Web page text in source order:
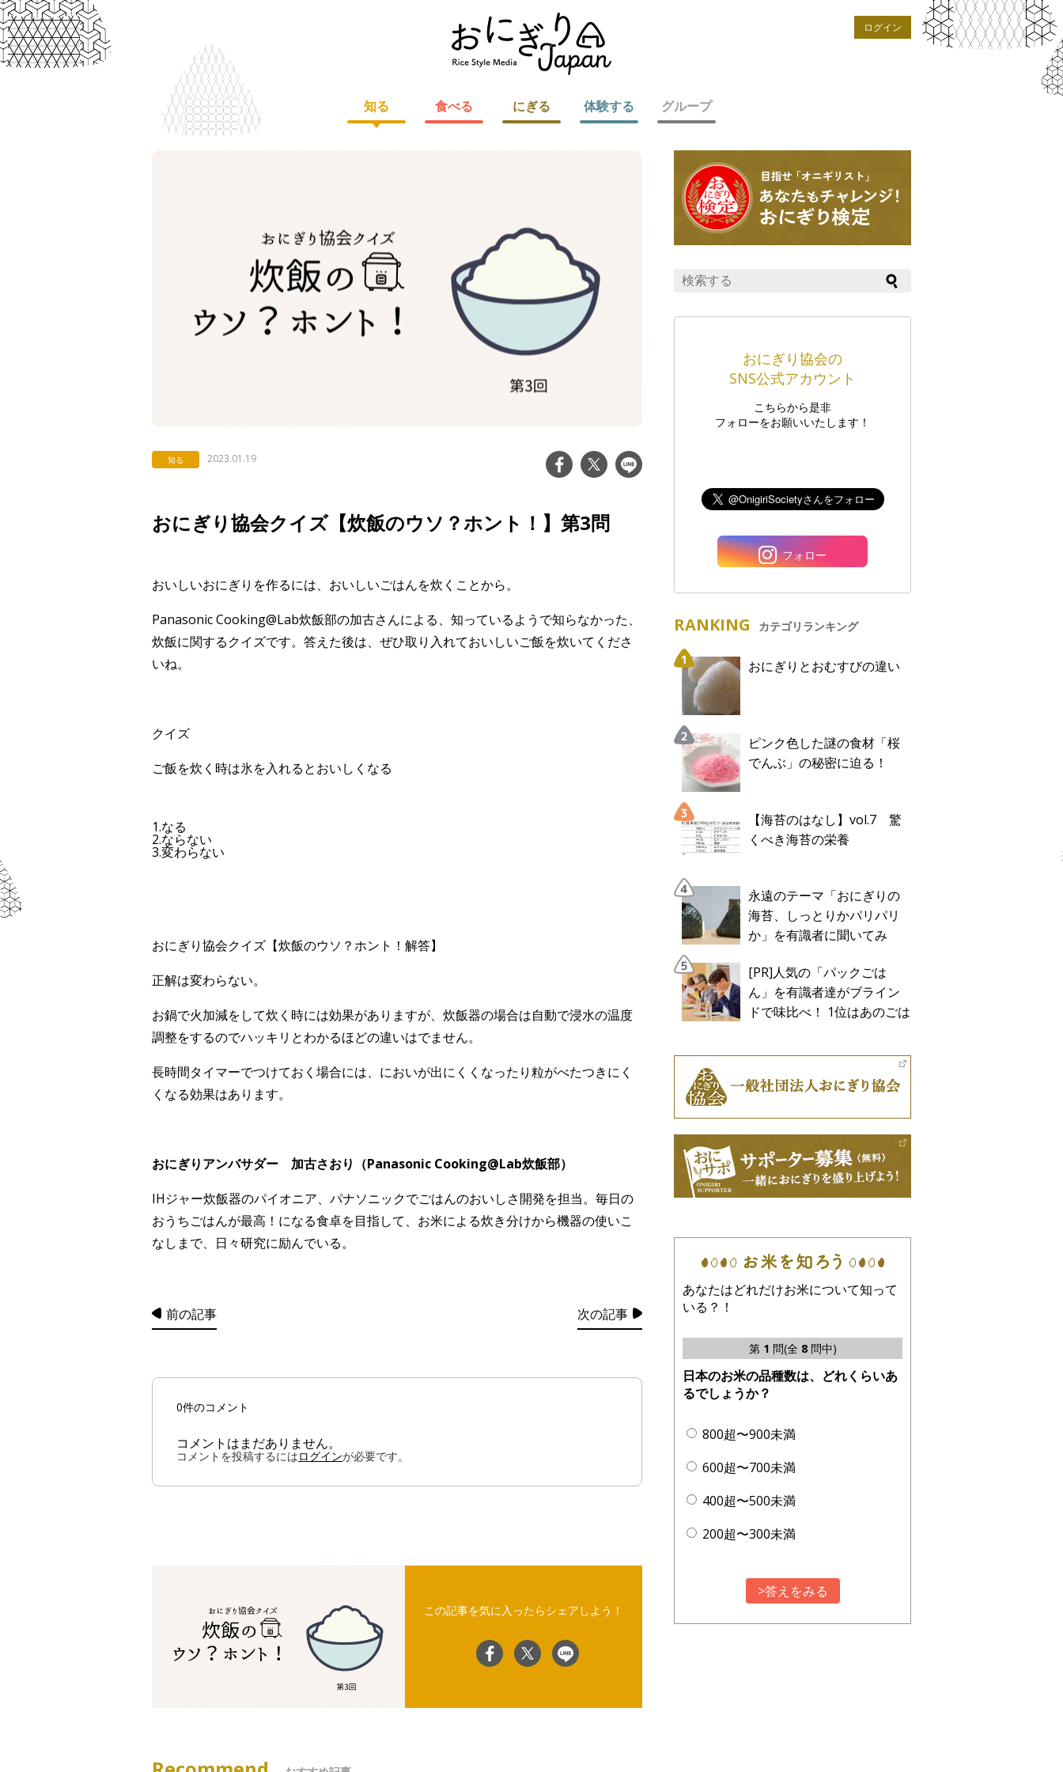
ログイン
知る 食べる にぎる 体験する グループ
知る 2023.01.19
おにぎり協会クイズ【炊飯のウソ？ホント！】第3問
おいしいおにぎりを作るには、おいしいごはんを炊くことから。
Panasonic Cooking@Lab炊飯部の加古さんによる、知っているようで知らなかった、
炊飯に関するクイズです。答えた後は、ぜひ取り入れておいしいご飯を炊いてくださ
いね。
クイズ
ご飯を炊く時は氷を入れるとおいしくなる
1.なる
2.ならない
3.変わらない
おにぎり協会クイズ【炊飯のウソ？ホント！解答】
正解は変わらない。
お鍋で火加減をして炊く時には効果がありますが、炊飯器の場合は自動で浸水の温度
調整をするのでハッキリとわかるほどの違いはでません。
長時間タイマーでつけておく場合には、においが出にくくなったり粒がべたつきにく
くなる効果はあります。
おにぎりアンバサダー 加古さおり（Panasonic Cooking@Lab炊飯部）
IHジャー炊飯器のパイオニア、パナソニックでごはんのおいしさ開発を担当。毎日の
おうちごはんが最高！になる食卓を目指して、お米による炊き分けから機器の使いこ
なしまで、日々研究に励んでいる。
前の記事 次の記事
0件のコメント
コメントはまだありません。
コメントを投稿するにはログインが必要です。
この記事を気に入ったらシェアしよう！
おにぎり協会の
SNS公式アカウント
こちらから是非
フォローをお願いいたします！
フォロー
RANKING カテゴリランキング
おにぎりとおむすびの違い
ピンク色した謎の食材「桜
でんぶ」の秘密に迫る！
【海苔のはなし】vol.7 驚
くべき海苔の栄養
永遠のテーマ「おにぎりの
海苔、しっとりかパリパリ
か」を有識者に聞いてみ
[PR]人気の「パックごは
ん」を有識者達がブライン
ドで味比べ！ 1位はあのごは
マーク
あなたはどれだけお米について知って
いる？！
第 1 問(全 8問中)
日本のお米の品種数は、どれくらいあ
るでしょうか？
800超〜900未満
600超〜700未満
400超〜500未満
200超〜300未満
>答えをみる